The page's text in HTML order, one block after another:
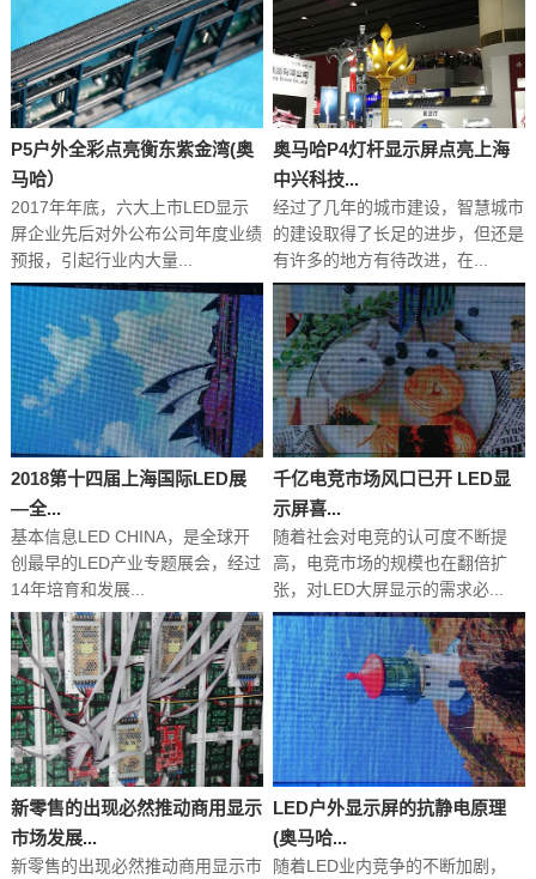
圳路径
由于地缘经济等因素，深圳是输入
性病例较多的城市之一。人口密度
高、外来人口多给深圳带来...
期间智...
2020年春节期间，一场突如其来
的新型冠状病毒感染肺炎疫情迅速
向全国蔓延，疫情打断了...
P5户外全彩点亮衡东紫金湾(奥
马哈）
2017年年底，六大上市LED显示
屏企业先后对外公布公司年度业绩
预报，引起行业内大量...
奥马哈P4灯杆显示屏点亮上海
中兴科技...
经过了几年的城市建设，智慧城市
的建设取得了长足的进步，但还是
有许多的地方有待改进，在...
2018第十四届上海国际LED展
—全...
基本信息LED CHINA，是全球开
创最早的LED产业专题展会，经过
14年培育和发展...
千亿电竞市场风口已开 LED显
示屏喜...
随着社会对电竞的认可度不断提
高，电竞市场的规模也在翻倍扩
张，对LED大屏显示的需求必...
新零售的出现必然推动商用显示
市场发展...
新零售的出现必然推动商用显示市
LED户外显示屏的抗静电原理
(奥马哈...
随着LED业内竞争的不断加剧，